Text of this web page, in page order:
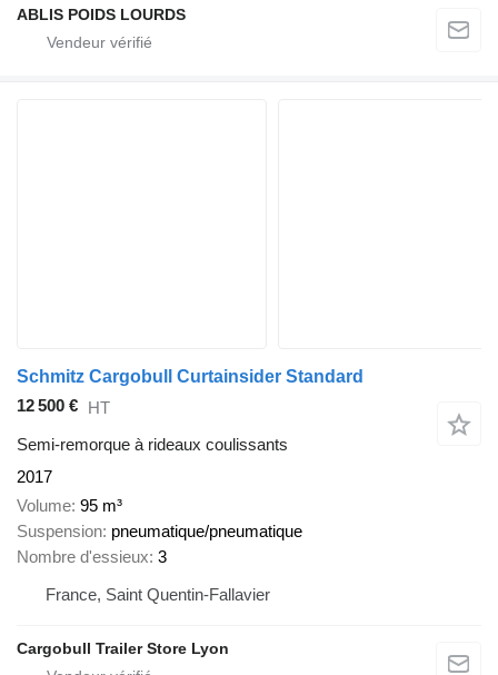
ABLIS POIDS LOURDS
Schmitz Cargobull Curtainsider Standard
12 500 € HT
Semi-remorque à rideaux coulissants
2017
Volume 95 m³
Suspension pneumatique/pneumatique
Nombre d'essieux 3
France, Saint Quentin-Fallavier
Cargobull Trailer Store Lyon